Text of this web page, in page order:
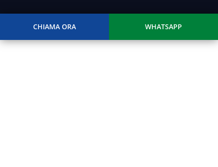
CHIAMA ORA WHATSAPP